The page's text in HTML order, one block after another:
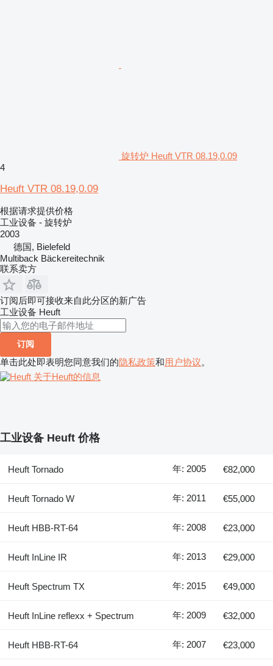
旋转炉 Heuft VTR 08.19,0.09
4
Heuft VTR 08.19,0.09
根据请求提供价格
工业设备 - 旋转炉
2003
德国, Bielefeld
Multiback Bäckereitechnik
联系卖方
订阅后即可接收来自此分区的新广告
工业设备 Heuft
订阅
单击此处即表明您同意我们的隐私政策和用户协议。
关于Heuft的信息
工业设备 Heuft 价格
Heuft Tornado 年: 2005 €82,000
Heuft Tornado W 年: 2011 €55,000
Heuft HBB-RT-64 年: 2008 €23,000
Heuft InLine IR 年: 2013 €29,000
Heuft Spectrum TX 年: 2015 €49,000
Heuft InLine reflexx + Spectrum 年: 2009 €32,000
Heuft HBB-RT-64 年: 2007 €23,000